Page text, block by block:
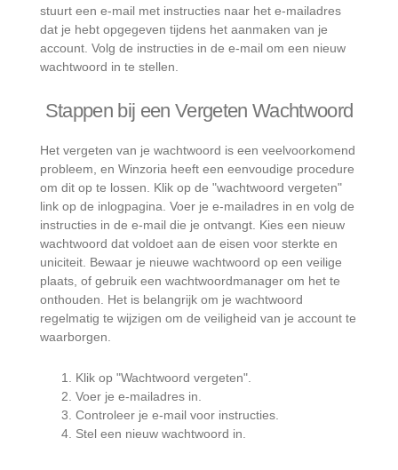
stuurt een e-mail met instructies naar het e-mailadres
dat je hebt opgegeven tijdens het aanmaken van je
account. Volg de instructies in de e-mail om een nieuw
wachtwoord in te stellen.
Stappen bij een Vergeten Wachtwoord
Het vergeten van je wachtwoord is een veelvoorkomend
probleem, en Winzoria heeft een eenvoudige procedure
om dit op te lossen. Klik op de "wachtwoord vergeten"
link op de inlogpagina. Voer je e-mailadres in en volg de
instructies in de e-mail die je ontvangt. Kies een nieuw
wachtwoord dat voldoet aan de eisen voor sterkte en
uniciteit. Bewaar je nieuwe wachtwoord op een veilige
plaats, of gebruik een wachtwoordmanager om het te
onthouden. Het is belangrijk om je wachtwoord
regelmatig te wijzigen om de veiligheid van je account te
waarborgen.
Klik op "Wachtwoord vergeten".
Voer je e-mailadres in.
Controleer je e-mail voor instructies.
Stel een nieuw wachtwoord in.